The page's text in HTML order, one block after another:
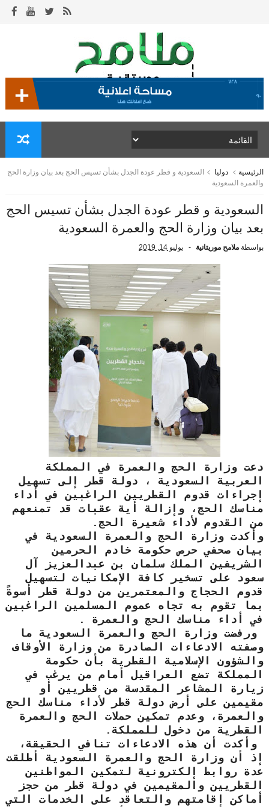
الرئيسية دوليا
السعودية و قطر عودة الجدل بشأن تسيس الحج بعد بيان وزارة الحج
والعمرة السعودية
السعودية و قطر عودة الجدل بشأن تسيس الحج
بعد بيان وزارة الحج والعمرة السعودية
بواسطة ملامح موريتانية يوليو 14, 2019
دعت وزارة الحج والعمرة في المملكة
العربية السعودية ، دولة قطر إلى تسهيل
إجراءات قدوم القطريين الراغبين في أداء
مناسك الحج، وإزالة أية عقبات قد تمنعهم
من القدوم لأداء شعيرة الحج.
وأكدت وزارة الحج والعمرة السعودية في
بيان صحفي حرص حكومة خادم الحرمين
الشريفين الملك سلمان بن عبدالعزيز آل
سعود على تسخير كافة الإمكانيات لتسهيل
قدوم الحجاج والمعتمرين من دولة قطر أسوةً
بما تقوم به تجاه عموم المسلمين الراغبين
في أداء مناسك الحج والعمرة .
ورفضت وزارة الحج والعمرة السعودية ما
وصفته الادعاءات الصادرة من وزارة الأوقاف
والشؤون الإسلامية القطرية بأن حكومة
المملكة تضع العراقيل أمام من يرغب في
زيارة المشاعر المقدسة من قطريين أو
مقيمين على أرض دولة قطر لأداء مناسك الحج
والعمرة، وعدم تمكين حملات الحج والعمرة
القطرية من دخول للمملكة.
وأكدت أن هذه الادعاءات تنافي الحقيقة،
إذ أن وزارة الحج والعمرة السعودية أطلقت
عدة روابط إلكترونية لتمكين المواطنين
القطريين والمقيمين في دولة قطر من حجز
أماكن إقامتهم والتعاقد على الخدمات التي